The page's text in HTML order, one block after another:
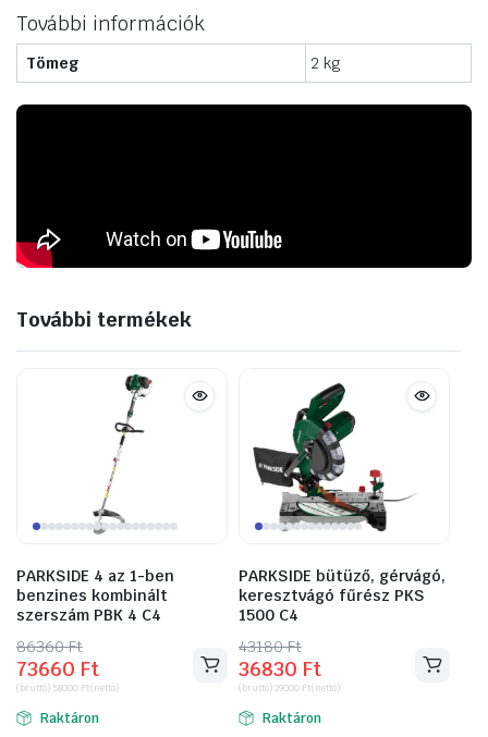
További információk
Tömeg 2 kg
További termékek
PARKSIDE 4 az 1-ben
benzines kombinált
szerszám PBK 4 C4
86360Ft
Original
price
was:
86360 Ft.
73660 Ft
Current
price
is:
73660 Ft.
(bruttó) 58000 Ft(nettó)
Raktáron
PARKSIDE bütüző, gérvágó,
keresztvágó fűrész PKS
1500 C4
43180Ft
Original
price
was:
43180 Ft.
36830 Ft
Current
price
is:
36830 Ft.
(bruttó)29000 Ft(nettó)
Raktáron